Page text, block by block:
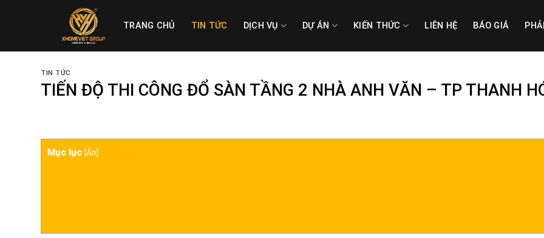
TRANG CHỦ TIN TỨC DỊCH VỤ DỰ ÁN KIẾN THỨC LIÊN HỆ BÁO GIÁ
TIN TỨC
TIẾN ĐỘ THI CÔNG ĐỔ SÀN TẦNG 2 NHÀ ANH VĂN – TP THANH
Mục lục [Ẩn]